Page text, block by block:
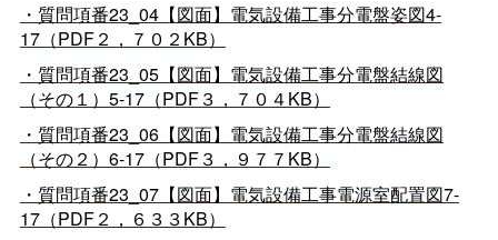
・質問項番23_04【図面】電気設備工事分電盤姿図4-
17（PDF２，７０２KB）
・質問項番23_05【図面】電気設備工事分電盤結線図
（その１）5-17（PDF３，７０４KB）
・質問項番23_06【図面】電気設備工事分電盤結線図
（その２）6-17（PDF３，９７７KB）
・質問項番23_07【図面】電気設備工事電源室配置図7-
17（PDF２，６３３KB）